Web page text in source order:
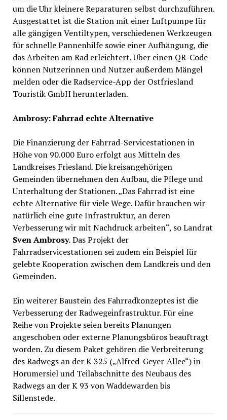
um die Uhr kleinere Reparaturen selbst durchzuführen.
Ausgestattet ist die Station mit einer Luftpumpe für
alle gängigen Ventiltypen, verschiedenen Werkzeugen
für schnelle Pannenhilfe sowie einer Aufhängung, die
das Arbeiten am Rad erleichtert. Über einen QR-Code
können Nutzerinnen und Nutzer außerdem Mängel
melden oder die Radservice-App der Ostfriesland
Touristik GmbH herunterladen.
Ambrosy: Fahrrad echte Alternative
Die Finanzierung der Fahrrad-Servicestationen in
Höhe von 90.000 Euro erfolgt aus Mitteln des
Landkreises Friesland. Die kreisangehörigen
Gemeinden übernehmen den Aufbau, die Pflege und
Unterhaltung der Stationen. „Das Fahrrad ist eine
echte Alternative für viele Wege. Dafür brauchen wir
natürlich eine gute Infrastruktur, an deren
Verbesserung wir mit Nachdruck arbeiten“, so Landrat
Sven Ambrosy.Das Projekt der
Fahrradservicestationen sei zudem ein Beispiel für
gelebte Kooperation zwischen dem Landkreis und den
Gemeinden.
Ein weiterer Baustein des Fahrradkonzeptes ist die
Verbesserung der Radwegeinfrastruktur. Für eine
Reihe von Projekte seien bereits Planungen
angeschoben oder externe Planungsbüros beauftragt
worden. Zu diesem Paket gehören die Verbreiterung
des Radwegs an der K 325 („Alfred-Geyer-Allee“) in
Horumersiel und Teilabschnitte des Neubaus des
Radwegs an der K 93 von Waddewarden bis
Sillenstede.